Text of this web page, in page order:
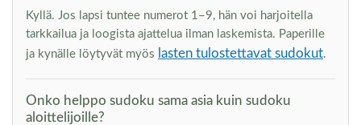
Kyllä. Jos lapsi tuntee numerot 1–9, hän voi harjoitella
tarkkailua ja loogista ajattelua ilman laskemista. Paperille
ja kynälle löytyvät myös lasten tulostettavat sudokut.
Onko helppo sudoku sama asia kuin sudoku
aloittelijoille?